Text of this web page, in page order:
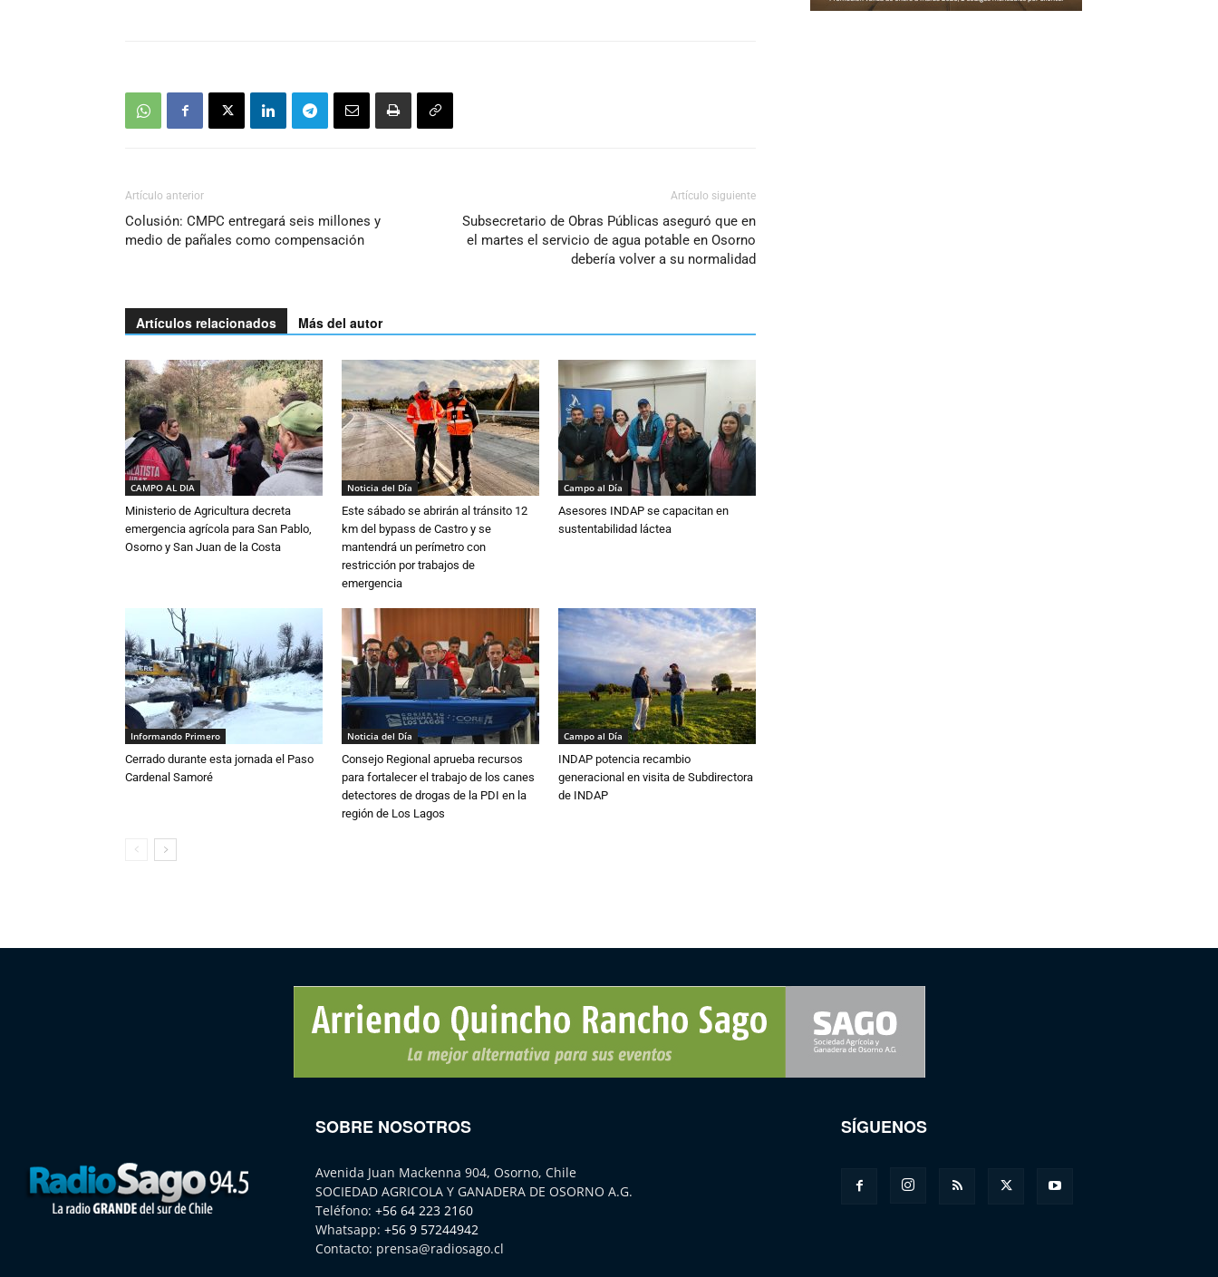
Artículo anterior
Colusión: CMPC entregará seis millones y
medio de pañales como compensación
Artículo siguiente
Subsecretario de Obras Públicas aseguró que en
el martes el servicio de agua potable en Osorno
debería volver a su normalidad
Artículos relacionados Más del autor
CAMPO AL DIA
Ministerio de Agricultura decreta
emergencia agrícola para San Pablo,
Osorno y San Juan de la Costa
Noticia del Día
Este sábado se abrirán al tránsito 12
km del bypass de Castro y se
mantendrá un perímetro con
restricción por trabajos de
emergencia
Campo al Día
Asesores INDAP se capacitan en
sustentabilidad láctea
Informando Primero
Cerrado durante esta jornada el Paso
Cardenal Samoré
Noticia del Día
Consejo Regional aprueba recursos
para fortalecer el trabajo de los canes
detectores de drogas de la PDI en la
región de Los Lagos
Campo al Día
INDAP potencia recambio
generacional en visita de Subdirectora
de INDAP
SOBRE NOSOTROS
Avenida Juan Mackenna 904, Osorno, Chile
SOCIEDAD AGRICOLA Y GANADERA DE OSORNO A.G.
Teléfono: +56 64 223 2160
Whatsapp: +56 9 57244942
Contacto: prensa@radiosago.cl
SÍGUENOS